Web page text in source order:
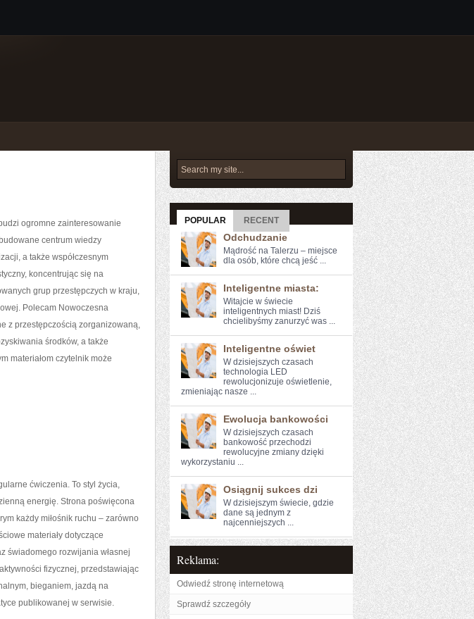
ogromne zainteresowanie
centrum wiedzy
a także współczesnym
koncentrując się na
grup przestępczych w kraju,
Polecam Nowoczesna
z przestępczością zorganizowaną,
środków, a także
materiałom czytelnik może
ćwiczenia. To styl życia,
energię. Strona poświęcona
każdy miłośnik ruchu – zarówno
materiały dotyczące
świadomego rozwijania własnej
fizycznej, przedstawiając
bieganiem, jazdą na
publikowanej w serwisie.
POPULAR RECENT
Odchudzanie
Mądrość na Talerzu – miejsce
dla osób, które chcą jeść ...
Inteligentne miasta:
Witajcie w świecie
inteligentnych miast! Dziś
chcielibyśmy zanurzyć was ...
Inteligentne oświet
W dzisiejszych czasach
technologia LED‌
rewolucjonizuje⁣ oświetlenie, ​
zmieniając nasze ...
Ewolucja bankowości
W dzisiejszych czasach
bankowość przechodzi‍
rewolucyjne zmiany dzięki
wykorzystaniu ...
Osiągnij sukces dzi
W dzisiejszym świecie, gdzie
dane są jednym z
najcenniejszych ...
Reklama:
Odwiedź stronę internetową
Sprawdź szczegóły